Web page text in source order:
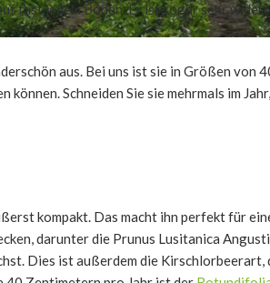
fast jedem Boden. Er ist sogar sehr
aus. Bei uns ist sie in Größen von
Schneiden Sie sie mehrmals im
kompakt. Das macht ihn perfekt für
darunter die Prunus Lusitanica
Dies ist außerdem die Kirschlorbeerart,